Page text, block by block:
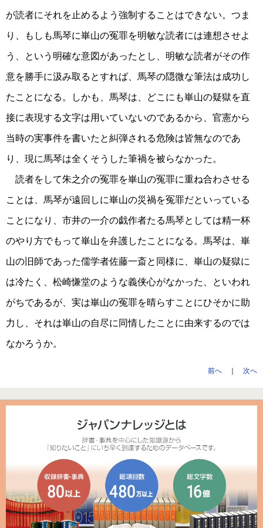
が読者にそれを止めるよう強制することはできない。つま
り、もしも馬琴に崋山の冤罪を明敏な読者には連想させよ
う、という明確な意図があったとし、明敏な読者がその作
意を勝手に汲み取るとすれば、馬琴の隠微な筆法は成功し
たことになる。しかも、馬琴は、どこにも崋山の疑獄を直
接に表現する文字は用いていないのであるから、官憲から
当時の実事件を書いたと糾弾される危険は皆無なのであ
り、現に馬琴は全くそうした筆禍を被らなかった。
読者をして朱之介の冤罪を崋山の冤罪に重ね合わさせる
ことは、馬琴が遠回しに崋山の災禍を冤罪だといっている
ことになり、市井の一介の戯作者たる馬琴としては精一杯
のやり方でもって崋山を弁護したことになる。馬琴は、崋
山の旧師であった儒学者佐藤一斎と同様に、崋山の疑獄に
は冷たく、松崎慊堂のような義侠心がなかった、といわれ
がちであるが、実は崋山の冤罪を晴らすことにひそかに助
力し、それは崋山の自尽に同情したことに由来するのでは
なかろうか。
前へ 次へ